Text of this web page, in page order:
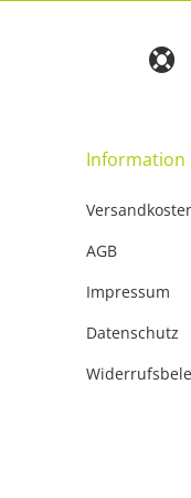
Information
AGB
Impressum
Datenschutz